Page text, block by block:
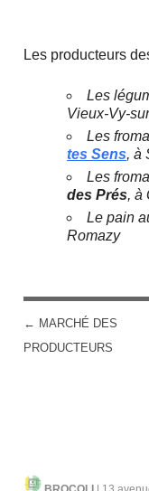
Les producteurs
Les
Vieux-Vy-
Les
tes Sens, à
Les
des Prés, à
Le pain
Romazy
POST
← MARCHÉ DES
PRODUCTEURS